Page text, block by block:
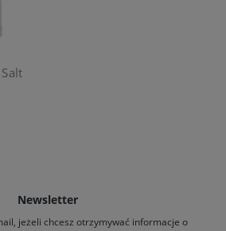
Newsletter
jeżeli chcesz otrzymywać informacje o